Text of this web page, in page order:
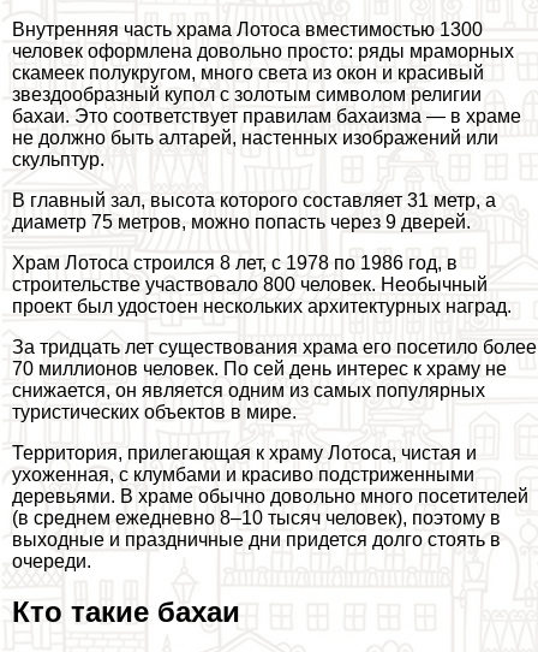
Внутренняя часть храма Лотоса вместимостью 1300
человек оформлена довольно просто: ряды мраморных
скамеек полукругом, много света из окон и красивый
звездообразный купол с золотым символом религии
бахаи. Это соответствует правилам бахаизма — в храме
не должно быть алтарей, настенных изображений или
скульптур.
В главный зал, высота которого составляет 31 метр, а
диаметр 75 метров, можно попасть через 9 дверей.
Храм Лотоса строился 8 лет, с 1978 по 1986 год, в
строительстве участвовало 800 человек. Необычный
проект был удостоен нескольких архитектурных наград.
За тридцать лет существования храма его посетило более
70 миллионов человек. По сей день интерес к храму не
снижается, он является одним из самых популярных
туристических объектов в мире.
Территория, прилегающая к храму Лотоса, чистая и
ухоженная, с клумбами и красиво подстриженными
деревьями. В храме обычно довольно много посетителей
(в среднем ежедневно 8–10 тысяч человек), поэтому в
выходные и праздничные дни придется долго стоять в
очереди.
Кто такие бахаи